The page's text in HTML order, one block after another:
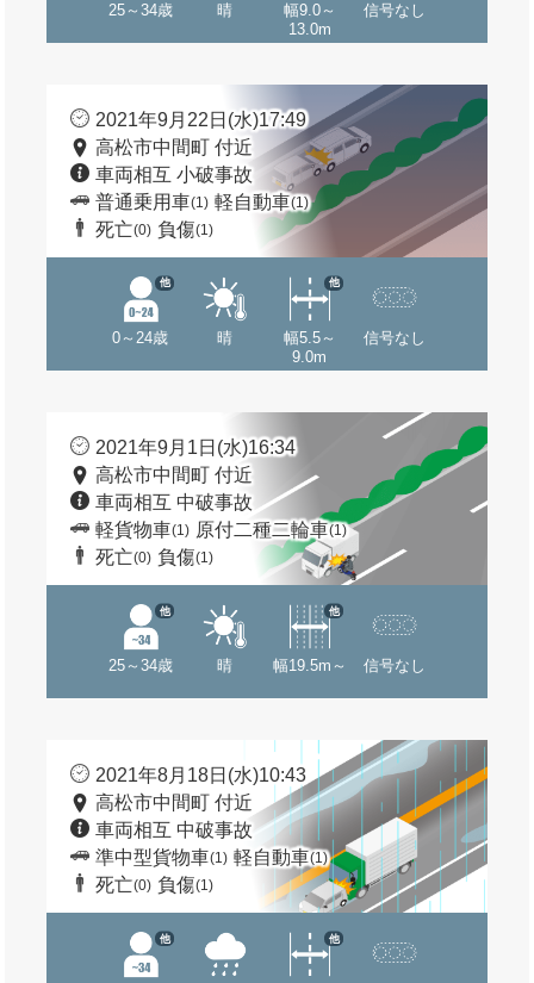
25～34歳 晴
幅9.0～
13.0m
信号なし
2021年9月22日(水)17:49
高松市中間町 付近
車両相互 小破事故
普通乗用車(1) 軽自動車(1)
死亡(0) 負傷(1)
0～24歳
他
晴
幅5.5～
9.0m
他
信号なし
2021年9月1日(水)16:34
高松市中間町 付近
車両相互 中破事故
軽貨物車(1) 原付二種二輪車(1)
死亡(0) 負傷(1)
25～34歳
他
晴 幅19.5m～
他
信号なし
2021年8月18日(水)10:43
高松市中間町 付近
車両相互 中破事故
準中型貨物車(1) 軽自動車(1)
死亡(0) 負傷(1)
他 他